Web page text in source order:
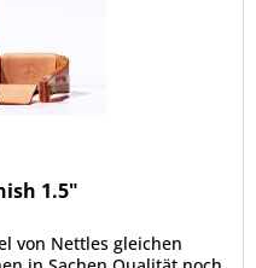
1.5"
von Nettles gleichen